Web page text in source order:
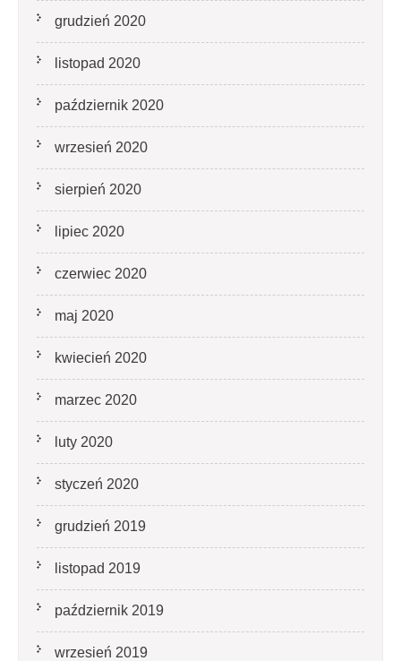
grudzień 2020
listopad 2020
październik 2020
wrzesień 2020
sierpień 2020
lipiec 2020
czerwiec 2020
maj 2020
kwiecień 2020
marzec 2020
luty 2020
styczeń 2020
grudzień 2019
listopad 2019
październik 2019
wrzesień 2019